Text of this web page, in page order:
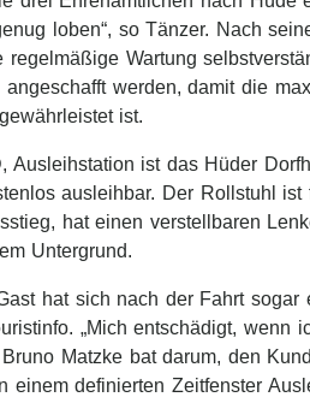
loben“, so Tänzer. Nach
Wartung
werden, damit die
ist.
Ausleihstation ist das Hüder
ausleihbar. Der Rollstuhl ist
hat einen verstellbaren
Untergrund.
hat sich nach der Fahrt sogar
„Mich entschädigt, wenn
Matzke bat darum, den
einem definierten Zeitfenster